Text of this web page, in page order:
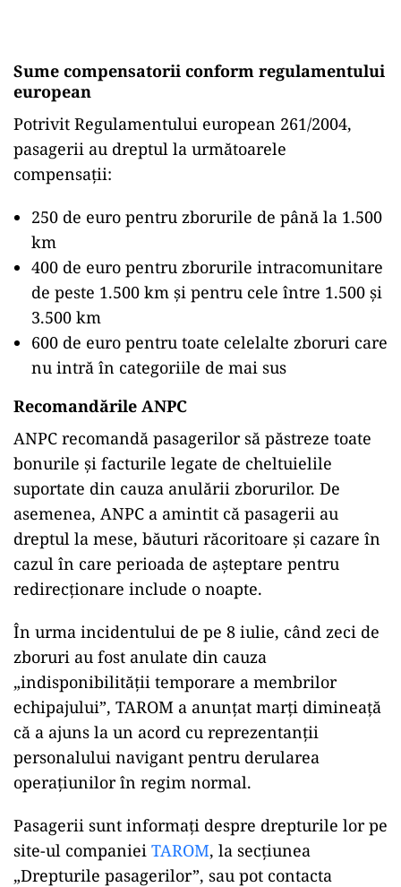
Sume compensatorii conform regulamentului
european
Potrivit Regulamentului european 261/2004,
pasagerii au dreptul la următoarele
compensații:
250 de euro pentru zborurile de până la 1.500
km
400 de euro pentru zborurile intracomunitare
de peste 1.500 km și pentru cele între 1.500 și
3.500 km
600 de euro pentru toate celelalte zboruri care
nu intră în categoriile de mai sus
Recomandările ANPC
ANPC recomandă pasagerilor să păstreze toate
bonurile și facturile legate de cheltuielile
suportate din cauza anulării zborurilor. De
asemenea, ANPC a amintit că pasagerii au
dreptul la mese, băuturi răcoritoare și cazare în
cazul în care perioada de așteptare pentru
redirecționare include o noapte.
În urma incidentului de pe 8 iulie, când zeci de
zboruri au fost anulate din cauza
„indisponibilității temporare a membrilor
echipajului”, TAROM a anunțat marți dimineață
că a ajuns la un acord cu reprezentanții
personalului navigant pentru derularea
operațiunilor în regim normal.
Pasagerii sunt informați despre drepturile lor pe
site-ul companiei TAROM, la secțiunea
„Drepturile pasagerilor”, sau pot contacta